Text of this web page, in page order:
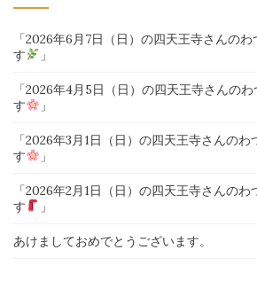
「2026年6月7日（日）の四天王寺さんの
す
」
「2026年4月5日（日）の四天王寺さんの
す
」
「2026年3月1日（日）の四天王寺さんの
す
」
「2026年2月1日（日）の四天王寺さんの
す
」
あけましておめでとうございます。